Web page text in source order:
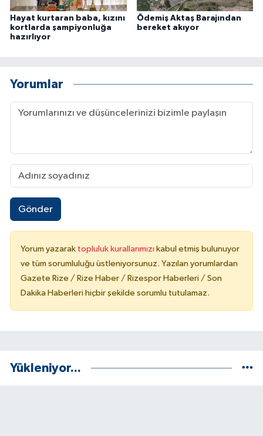
Hayat kurtaran baba, kızını
kortlarda şampiyonluğa
hazırlıyor
Ödemiş Aktaş Barajından
bereket akıyor
Yorumlar
Gönder
Yorum yazarak topluluk kurallarımızı kabul etmiş bulunuyor
ve tüm sorumluluğu üstleniyorsunuz. Yazılan yorumlardan
Gazete Rize / Rize Haber / Rizespor Haberleri / Son
Dakika Haberleri hiçbir şekilde sorumlu tutulamaz.
Yükleniyor...
Yerel Haberler